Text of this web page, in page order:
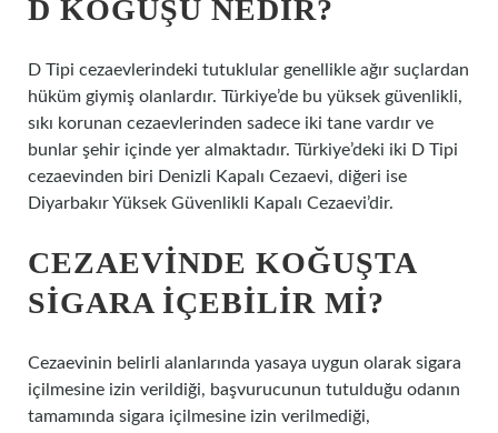
D KOĞUŞU NEDIR?
D Tipi cezaevlerindeki tutuklular genellikle ağır suçlardan
hüküm giymiş olanlardır. Türkiye’de bu yüksek güvenlikli,
sıkı korunan cezaevlerinden sadece iki tane vardır ve
bunlar şehir içinde yer almaktadır. Türkiye’deki iki D Tipi
cezaevinden biri Denizli Kapalı Cezaevi, diğeri ise
Diyarbakır Yüksek Güvenlikli Kapalı Cezaevi’dir.
CEZAEVINDE KOĞUŞTA
SIGARA IÇEBILIR MI?
Cezaevinin belirli alanlarında yasaya uygun olarak sigara
içilmesine izin verildiği, başvurucunun tutulduğu odanın
tamamında sigara içilmesine izin verilmediği,